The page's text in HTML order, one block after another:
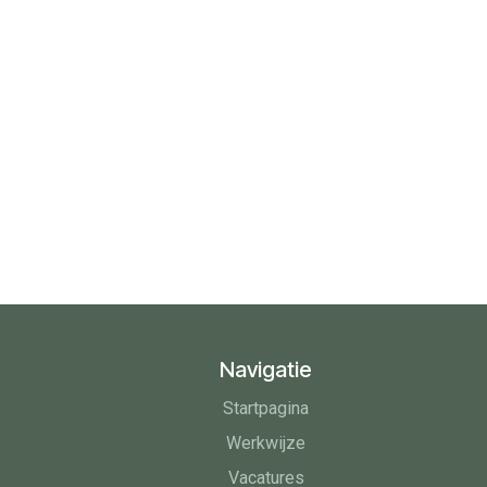
Navigatie
Startpagina
Werkwijze
Vacatures